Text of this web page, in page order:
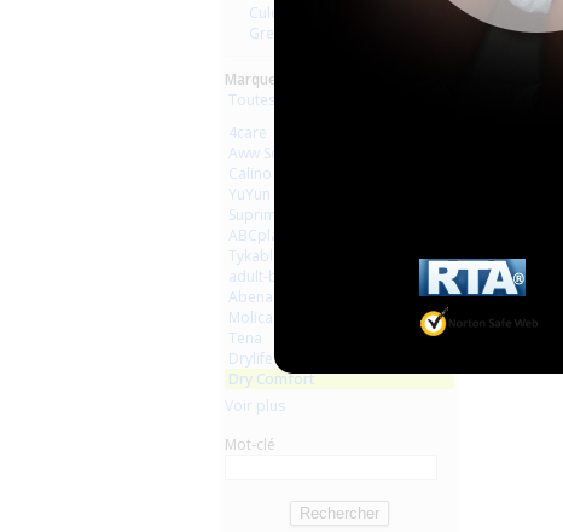
Culottes
Grenouillères
Marques :
Toutes les marques
4care
Aww So Cute
Calino
YuYun
Suprima
ABCplaisir
Tykables
adult-baby-shop
Abena
Molicare
Tena
Drylife
Dry Comfort
Voir plus
Mot-clé